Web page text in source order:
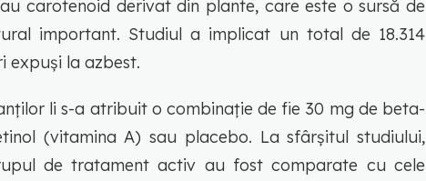
carotenoid derivat din plante, care este o sursă de
important. Studiul a implicat un total de 18.314
la azbest.
li s-a atribuit o combinație de fie 30 mg de beta-
(vitamina A) sau placebo. La sfârșitul studiului,
de tratament activ au fost comparate cu cele